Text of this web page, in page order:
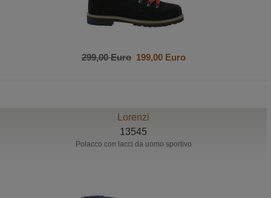
299,00 Euro199,00 Euro
Lorenzi
13545
Polacco con lacci da uomo sportivo